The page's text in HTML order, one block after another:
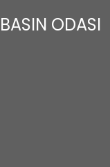
BASIN ODASI